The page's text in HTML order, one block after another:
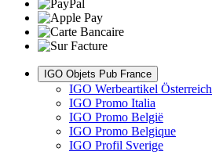
IGO Objets Pub France
IGO Werbeartikel Österreich
IGO Promo Italia
IGO Promo België
IGO Promo Belgique
IGO Profil Sverige